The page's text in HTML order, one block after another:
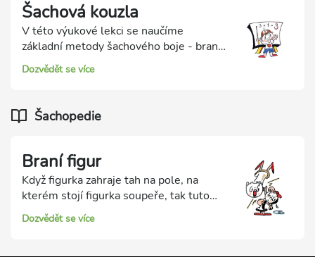
Šachová kouzla
V této výukové lekci se naučíme
základní metody šachového boje - braní
figurek, útok na figury a krytí figur. V
oblasti Školička k ní najdete 9
Dozvědět se více
Šachopedie
Braní figur
Když figurka zahraje tah na pole, na
kterém stojí figurka soupeře, tak tuto
figurku sebere. Sebraná figura zmizí ze
šachovnice. Bílé figurky mohou sebrat
Dozvědět se více